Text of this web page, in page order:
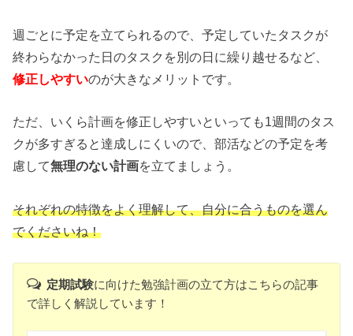
週ごとに予定を立てられるので、予定していたタスクが
終わらなかった日のタスクを別の日に繰り越せるなど、
修正しやすいのが大きなメリットです。
ただ、いくら計画を修正しやすいといっても1週間のタス
クが多すぎると達成しにくいので、部活などの予定を考
慮して無理のない計画を立てましょう。
それぞれの特徴をよく理解して、自分に合うものを選ん
でくださいね！
定期試験に向けた勉強計画の立て方はこちらの記事
で詳しく解説しています！